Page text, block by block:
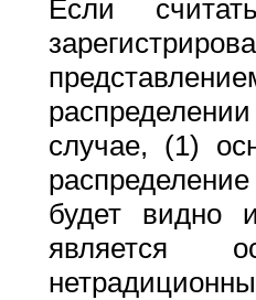
Если
случае, (1)
будет видно
является